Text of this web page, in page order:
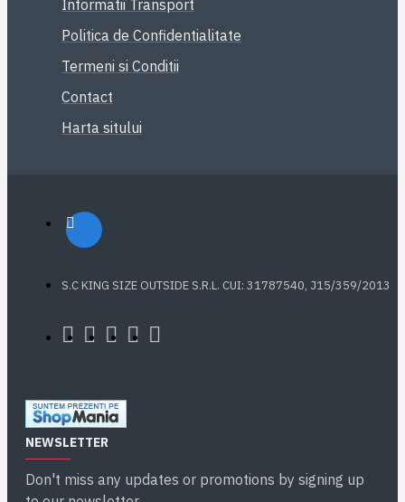
Informatii Transport
Politica de Confidentialitate
Termeni si Conditii
Contact
Harta sitului
S.C KING SIZE OUTSIDE S.R.L. CUI: 31787540, J15/359/2013
NEWSLETTER
Don't miss any updates or promotions by signing up